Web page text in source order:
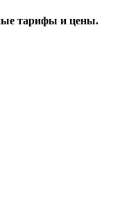
тарифы и цены.